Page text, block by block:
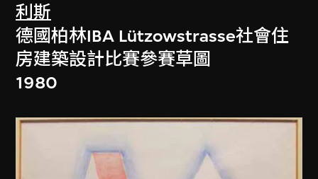
利斯
德國柏林IBA Lützowstrasse社會住
房建築設計比賽參賽草圖
1980